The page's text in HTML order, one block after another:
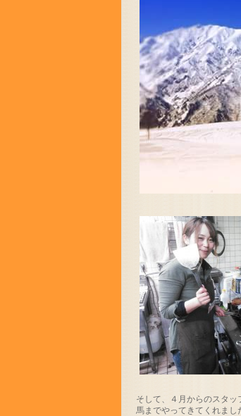
そして、４月からのスタ
馬までやってきてくれまし